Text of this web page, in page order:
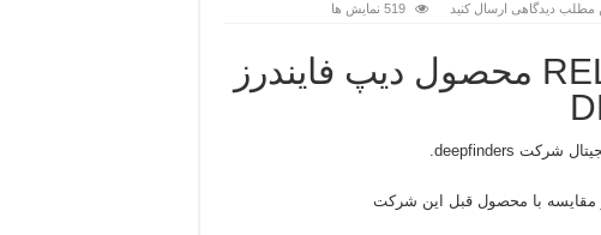
مطلب دیدگاهی ارسال کنید 519 نمایش ها
فلزیاب RELIC DETECTOR محصول دیپ فایندرز